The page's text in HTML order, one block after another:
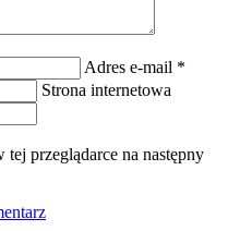
Adres e-mail *
Strona internetowa
przeglądarce na następny